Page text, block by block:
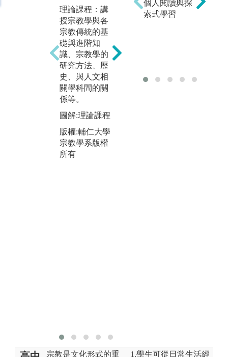
理論課程：講
授宗教學與各
宗教傳統的基
礎與進階知
識、宗教學的
研究方法、歷
史、與人文相
關學科間的關
係等。
圖解:理論課程
版權:輔仁大學
宗教學系版權
所有
田野調查法：
進行宗教田野
圖解:學生進行
個人閱讀與探
索式學習
宗教是文化形式的重 1.學生可從日常生活經